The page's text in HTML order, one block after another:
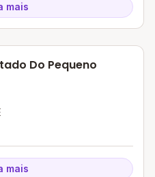
mais
Do Pequeno
mais